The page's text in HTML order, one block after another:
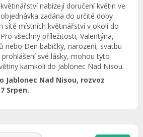
nabízejí doručení květin ve
zadána do určité doby
sítě místních květinářství v okolí do
všechny příležitosti, Valentýna,
nebo Den babičky, narození, svatbu
své lásky, mohou tyto
kamkoli do Jablonec Nad Nisou.
Jablonec Nad Nisou, rozvoz
Srpen.